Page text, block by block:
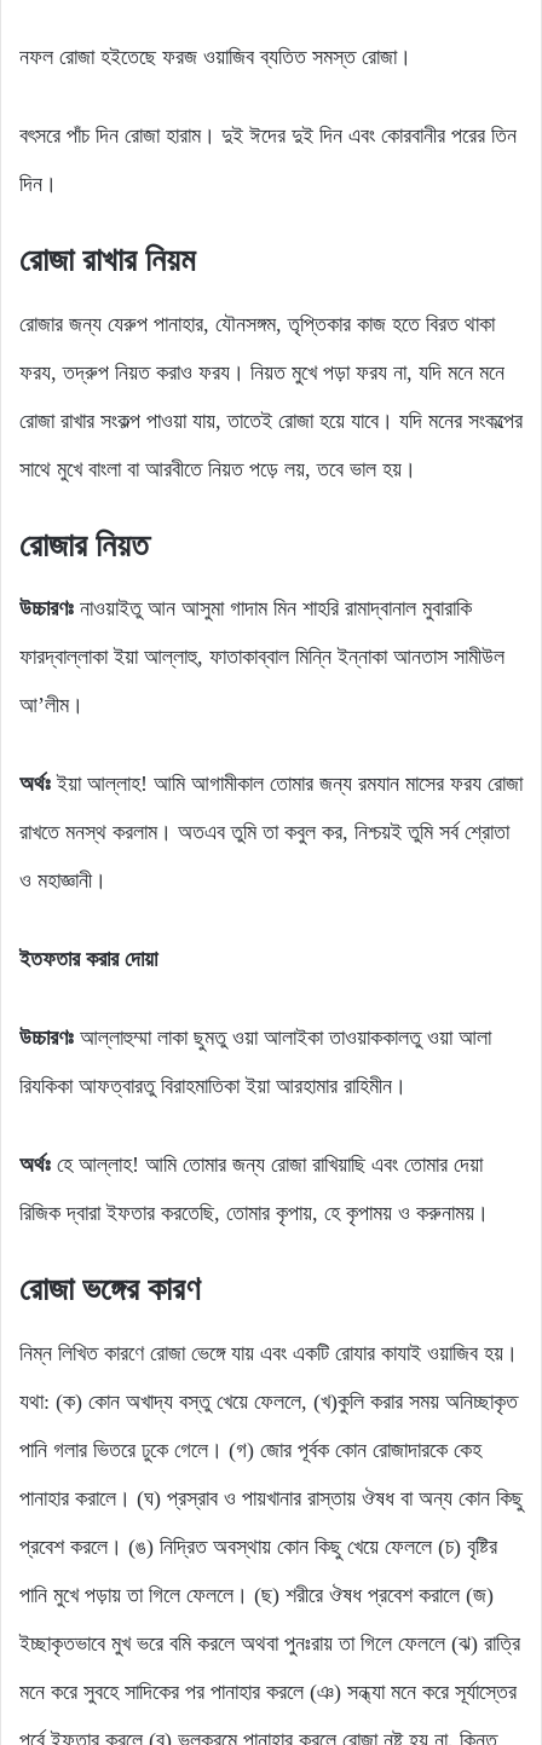
নফল রোজা হইতেছে ফরজ ওয়াজিব ব্যতিত সমস্ত রোজা।
বৎসরে পাঁচ দিন রোজা হারাম। দুই ঈদের দুই দিন এবং কোরবানীর পরের তিন
দিন।
রোজা রাখার নিয়ম
রোজার জন্য যেরুপ পানাহার, যৌনসঙ্গম, তৃপ্তিকার কাজ হতে বিরত থাকা
ফরয, তদ্রুপ নিয়ত করাও ফরয। নিয়ত মুখে পড়া ফরয না, যদি মনে মনে
রোজা রাখার সংকল্প পাওয়া যায়, তাতেই রোজা হয়ে যাবে। যদি মনের সংকল্পের
সাথে মুখে বাংলা বা আরবীতে নিয়ত পড়ে লয়, তবে ভাল হয়।
রোজার নিয়ত
উচ্চারণঃ নাওয়াইতু আন আসুমা গাদাম মিন শাহরি রামাদ্বানাল মুবারাকি
ফারদ্বাল্লাকা ইয়া আল্লাহু, ফাতাকাব্বাল মিন্নি ইন্নাকা আনতাস সামীউল
আ’লীম।
অর্থঃ ইয়া আল্লাহ! আমি আগামীকাল তোমার জন্য রমযান মাসের ফরয রোজা
রাখতে মনস্থ করলাম। অতএব তুমি তা কবুল কর, নিশ্চয়ই তুমি সর্ব শ্রোতা
ও মহাজ্ঞানী।
ইতফতার করার দোয়া
উচ্চারণঃ আল্লাহুম্মা লাকা ছুমতু ওয়া আলাইকা তাওয়াককালতু ওয়া আলা
রিযকিকা আফত্বারতু বিরাহমাতিকা ইয়া আরহামার রাহিমীন।
অর্থঃ হে আল্লাহ! আমি তোমার জন্য রোজা রাখিয়াছি এবং তোমার দেয়া
রিজিক দ্বারা ইফতার করতেছি, তোমার কৃপায়, হে কৃপাময় ও করুনাময়।
রোজা ভঙ্গের কারণ
নিম্ন লিখিত কারণে রোজা ভেঙ্গে যায় এবং একটি রোযার কাযাই ওয়াজিব হয়।
যথা: (ক) কোন অখাদ্য বস্তু খেয়ে ফেললে, (খ)কুলি করার সময় অনিচ্ছাকৃত
পানি গলার ভিতরে ঢুকে গেলে। (গ) জোর পূর্বক কোন রোজাদারকে কেহ
পানাহার করালে। (ঘ) প্রস্রাব ও পায়খানার রাস্তায় ঔষধ বা অন্য কোন কিছু
প্রবেশ করলে। (ঙ) নিদ্রিত অবস্থায় কোন কিছু খেয়ে ফেললে (চ) বৃষ্টির
পানি মুখে পড়ায় তা গিলে ফেললে। (ছ) শরীরে ঔষধ প্রবেশ করালে (জ)
ইচ্ছাকৃতভাবে মুখ ভরে বমি করলে অথবা পুনঃরায় তা গিলে ফেললে (ঝ) রাত্রি
মনে করে সুবহে সাদিকের পর পানাহার করলে (ঞ) সন্ধ্যা মনে করে সূর্যাস্তের
পূর্বে ইফতার করলে (ব) ভুলক্রমে পানাহার করলে রোজা নষ্ট হয় না, কিন্তু